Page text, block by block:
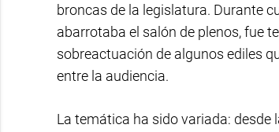
broncas de la legislatura. Durante
abarrotaba el salón de plenos, fue
sobreactuación de algunos ediles
entre la audiencia.
La temática ha sido variada: